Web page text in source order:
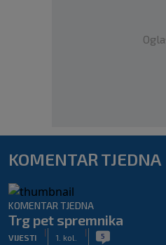
KOMENTAR TJEDNA
KOMENTAR TJEDNA
Trg pet spremnika
VIJESTI
|
1. kol.
| 5